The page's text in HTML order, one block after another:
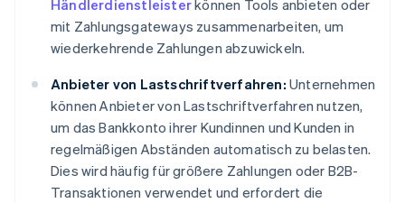
Händlerdienstleisterkönnen Tools anbieten oder
mit Zahlungsgateways zusammenarbeiten, um
wiederkehrende Zahlungen abzuwickeln.
Anbieter von Lastschriftverfahren: Unternehmen
können Anbieter von Lastschriftverfahren nutzen,
um das Bankkonto ihrer Kundinnen und Kunden in
regelmäßigen Abständen automatisch zu belasten.
Dies wird häufig für größere Zahlungen oder B2B-
Transaktionen verwendet und erfordert die